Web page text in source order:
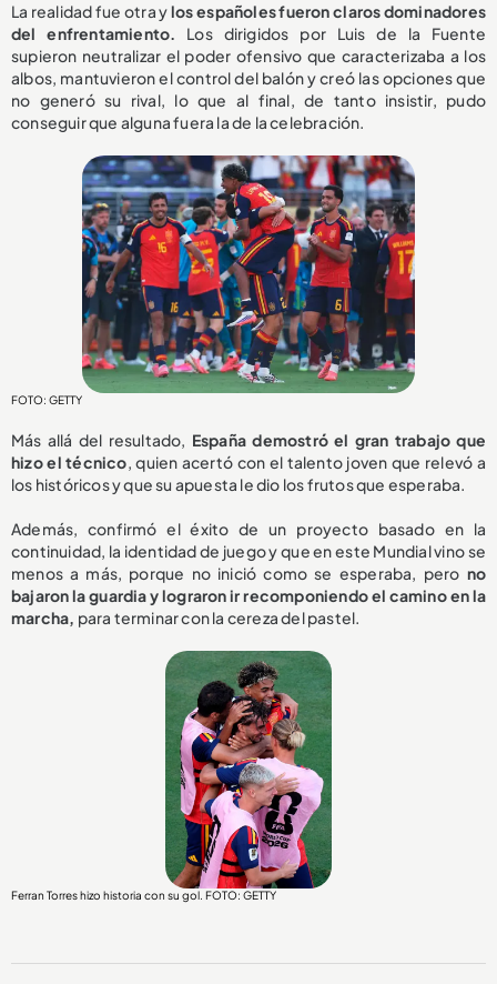
La realidad fue otra ylos españoles fueron claros dominadores
del enfrentamiento. Los dirigidos por Luis de la Fuente
supieron neutralizar el poder ofensivo que caracterizaba a los
albos, mantuvieron el control del balón y creó las opciones que
no generó su rival, lo que al final, de tanto insistir, pudo
conseguir que alguna fuera la de la celebración.
FOTO: GETTY
Más allá del resultado, España demostró el gran trabajo que
hizo el técnico, quien acertó con el talento joven que relevó a
los históricos y que su apuesta le dio los frutos que esperaba.
Además, confirmó el éxito de un proyecto basado en la
continuidad, la identidad de juego y que en este Mundial vino se
menos a más, porque no inició como se esperaba, pero no
bajaron la guardia y lograron ir recomponiendo el camino en la
marcha, para terminar con la cereza del pastel.
Ferran Torres hizo historia con su gol. FOTO: GETTY